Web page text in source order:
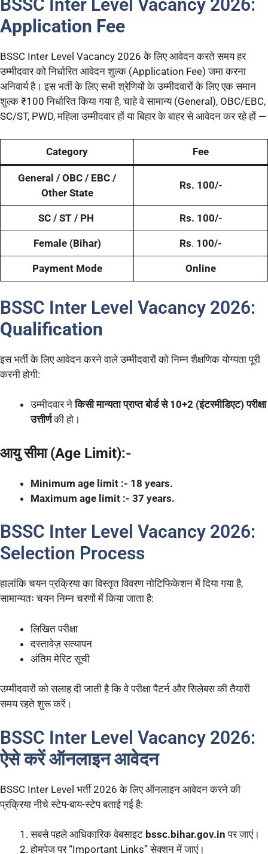
BSSC Inter Level Vacancy 2026:
Application Fee
BSSC Inter Level Vacancy 2026 के लिए आवेदन करते समय हर
उम्मीदवार को निर्धारित आवेदन शुल्क (Application Fee) जमा करना
अनिवार्य है। इस भर्ती के लिए सभी श्रेणियों के उम्मीदवारों के लिए एक समान
शुल्क ₹100 निर्धारित किया गया है, चाहे वे सामान्य (General), OBC/EBC,
SC/ST, PWD, महिला उम्मीदवार हों या बिहार के बाहर से आवेदन कर रहे हों —
Category Fee
General / OBC / EBC /
Other State
Rs. 100/-
SC / ST / PH Rs. 100/-
Female (Bihar) Rs. 100/-
Payment Mode Online
BSSC Inter Level Vacancy 2026:
Qualification
इस भर्ती के लिए आवेदन करने वाले उम्मीदवारों को निम्न शैक्षणिक योग्यता पूरी
करनी होगी:
उम्मीदवार नेकिसी मान्यता प्राप्त बोर्ड से 10+2 (इंटरमीडिएट) परीक्षा
उत्तीर्णकी हो।
आयु सीमा (Age Limit):-
Minimum age limit :- 18 years.
Maximum age limit :- 37 years.
BSSC Inter Level Vacancy 2026:
Selection Process
हालांकि चयन प्रक्रिया का विस्तृत विवरण नोटिफिकेशन में दिया गया है,
सामान्यतः चयन निम्न चरणों में किया जाता है:
लिखित परीक्षा
दस्तावेज़ सत्यापन
अंतिम मेरिट सूची
उम्मीदवारों को सलाह दी जाती है कि वे परीक्षा पैटर्न और सिलेबस की तैयारी
समय रहते शुरू करें।
BSSC Inter Level Vacancy 2026:
ऐसे करें ऑनलाइन आवेदन
BSSC Inter Level भर्ती 2026 के लिए ऑनलाइन आवेदन करने की
प्रक्रिया नीचे स्टेप-बाय-स्टेप बताई गई है:
सबसे पहले आधिकारिक वेबसाइट bssc.bihar.gov.in पर जाएं।
होमपेज पर “Important Links” सेक्शन में जाएं।